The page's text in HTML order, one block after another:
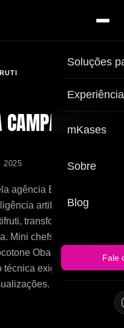
Soluções
mKases
Sobre
Blog
Fale
DE
2025
agência Bluesideia
artificial para a
transformando uma
Mini chefs em escala
Oba Hortifruti: um
técnica exigente e